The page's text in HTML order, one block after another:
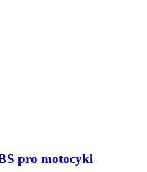
pro motocykl